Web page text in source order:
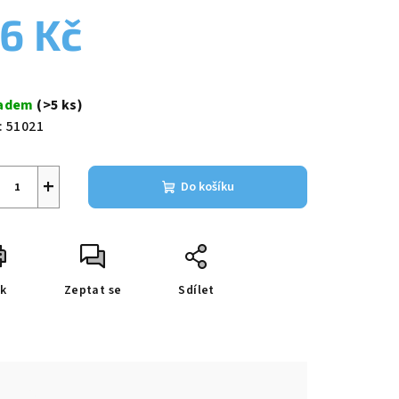
Kč
(>5 ks)
51021
+ Do košíku
Zeptat se Sdílet